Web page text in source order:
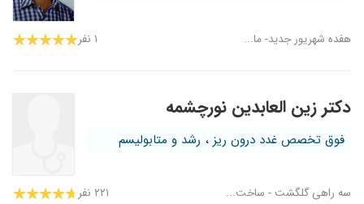
هفده شهریور جدید- ما... ۱ نفر
دکتر زین العابدین نورچشمه
فوق تخصص غدد درون ریز ، رشد و متابولیسم
سه راهی گلگشت - ساخت... ۲۲۱ نفر